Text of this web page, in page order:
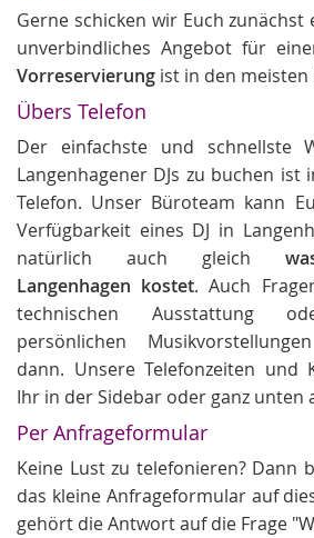
Gerne schicken wir Euch zunächst
unverbindliches Angebot für
Vorreservierung ist in den meisten
Übers Telefon
Der einfachste und schnellste
Langenhagener DJs zu buchen
Telefon. Unser Büroteam kann
Verfügbarkeit eines DJ in
natürlich auch gleich
Langenhagen kostet. Auch
technischen Ausstattung
persönlichen
dann. Unsere Telefonzeiten und
Ihr in der Sidebar oder ganz unten
Per Anfrageformular
Keine Lust zu telefonieren? Dann
das kleine Anfrageformular auf
gehört die Antwort auf die Frage